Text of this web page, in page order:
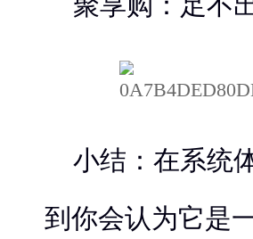
小结：在系统
到你会认为它是